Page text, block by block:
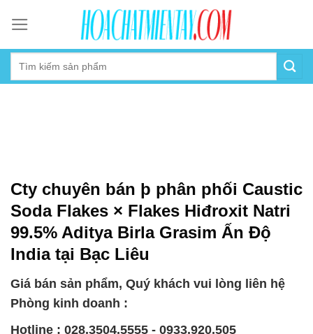
content
Cty chuyên bán þ phân phối Caustic
Soda Flakes × Flakes Hiđroxit Natri
99.5% Aditya Birla Grasim Ấn Độ
India tại Bạc Liêu
Giá bán sản phẩm, Quý khách vui lòng liên hệ
Phòng kinh doanh :
Hotline : 028.3504.5555 - 0933.920.505